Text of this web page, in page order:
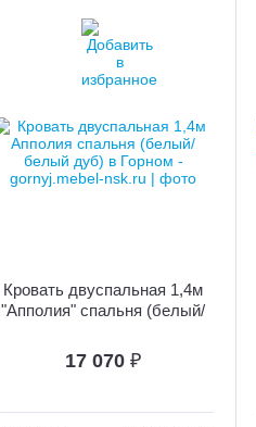
Кровать двуспальная 1,4м
"Апполия" спальня (белый/
17 070 ₽